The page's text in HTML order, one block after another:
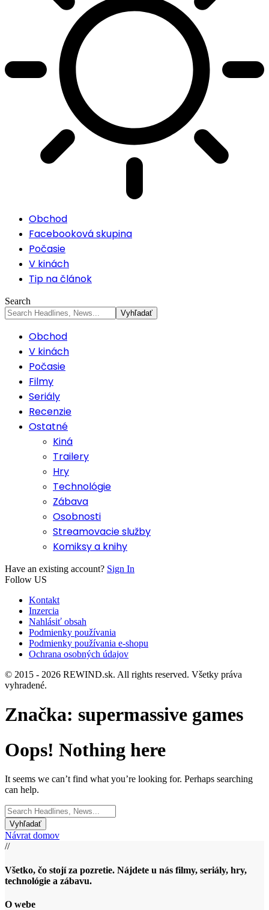
Obchod
Facebooková skupina
Počasie
V kinách
Tip na článok
Search
Obchod
V kinách
Počasie
Filmy
Seriály
Recenzie
Ostatné
Kiná
Trailery
Hry
Technológie
Zábava
Osobnosti
Streamovacie služby
Komiksy a knihy
Have an existing account? Sign In
Follow US
Kontakt
Inzercia
Nahlásiť obsah
Podmienky používania
Podmienky používania e-shopu
Ochrana osobných údajov
© 2015 - 2026 REWIND.sk. All rights reserved. Všetky práva
vyhradené.
Značka: supermassive games
Oops! Nothing here
It seems we can’t find what you’re looking for. Perhaps searching
can help.
Search
for:
Návrat domov
//
Všetko, čo stojí za pozretie. Nájdete u nás filmy, seriály, hry,
technológie a zábavu.
O webe